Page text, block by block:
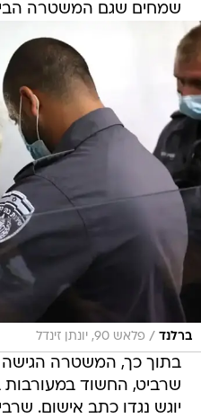
שמחים שגם המשטרה
ברלנד / פלאש 90, יונתן זינדל
בתוך כך, המשטרה
שרביט, החשוד